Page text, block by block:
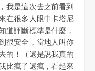
我是這次去之前看到
在很多人眼中卡塔尼
道評斷標準是什麼，
很安全，當地人叫你
的！（還是說我真的
比瘋子還瘋，看起來